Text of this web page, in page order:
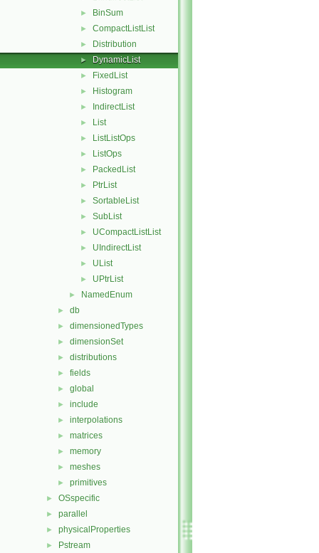
► BinSum
► CompactListList
► Distribution
► DynamicList
► FixedList
► Histogram
► IndirectList
► List
► ListListOps
► ListOps
► PackedList
► PtrList
► SortableList
► SubList
► UCompactListList
► UIndirectList
► UList
► UPtrList
► NamedEnum
► db
► dimensionedTypes
► dimensionSet
► distributions
► fields
► global
► include
► interpolations
► matrices
► memory
► meshes
► primitives
► OSspecific
► parallel
► physicalProperties
► Pstream